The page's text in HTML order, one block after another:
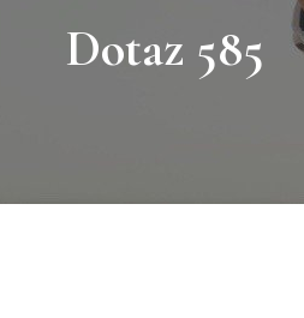
Dotaz 585